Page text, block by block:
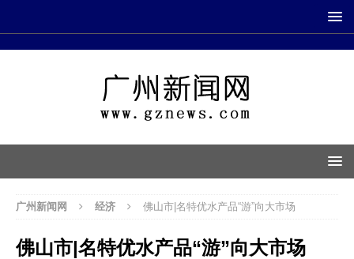
广州新闻网 经济 佛山市|名特优水产品“游”向大市场
佛山市|名特优水产品“游”向大市场